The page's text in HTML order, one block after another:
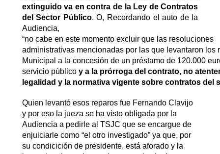
extinguido va en contra de la Ley de Contratos
del Sector Público. O, Recordando el auto de la
Audiencia,
“no cabe en este momento excluir que las resoluciones
administrativas mencionadas por las que levantaron los
Municipal a la concesión de un préstamo de 120.000
servicio público y a la prórroga del contrato, no
legalidad y la normativa vigente sobre contratos del
Quien levantó esos reparos fue Fernando Clavijo
y por eso la jueza se ha visto obligada por la
Audiencia a pedirle al TSJC que se encargue de
enjuiciarle como “el otro investigado” ya que, por
su condicición de presidente, está aforado y la